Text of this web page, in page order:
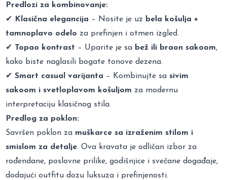
Predlozi za kombinovanje:
✔
Klasična elegancija – Nosite je uz bela košulja +
tamnoplavo odelo za prefinjen i otmen izgled.
✔ Topao kontrast – Uparite je sa bež ili braon sakoom,
kako biste naglasili bogate tonove dezena.
✔Smart casual varijanta – Kombinujte sasivim
sakoom i svetloplavom košuljom za modernu
interpretaciju klasičnog stila.
Predlog za poklon:
Savršen poklon za muškarce sa izraženim stilom i
smislom za detalje. Ova kravata je odličan izbor za
rođendane, poslovne prilike, godišnjice i svečane događaje,
dodajući outfitu dozu luksuza i prefinjenosti.